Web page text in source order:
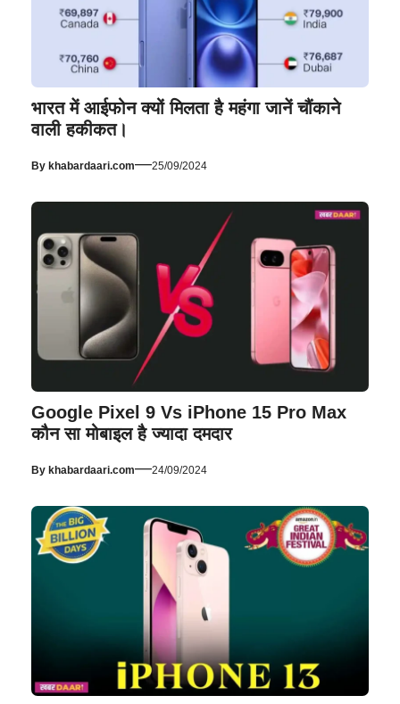
भारत में आईफोन क्यों मिलता है महंगा जानें चौंकाने
वाली हकीकत।
By khabardaari.com—25/09/2024
Google Pixel 9 Vs iPhone 15 Pro Max
कौन सा मोबाइल है ज्यादा दमदार
By khabardaari.com—24/09/2024